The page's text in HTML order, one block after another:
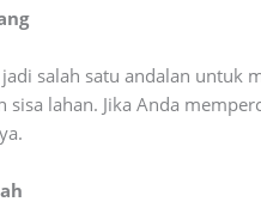
salah satu andalan untuk
sisa lahan. Jika Anda